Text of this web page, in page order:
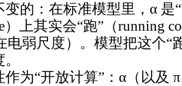
的：在标准模型里，α 是
）上其实会“跑”（running
电弱尺度）。模型把这个“
为“开放计算”：α（以及